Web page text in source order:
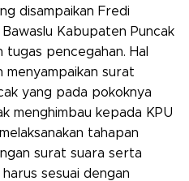
disampaikan Fredi
Kabupaten Puncak
pencegahan. Hal
menyampaikan surat
yang pada pokoknya
menghimbau kepada KPU
tahapan
surat suara serta
sesuai dengan